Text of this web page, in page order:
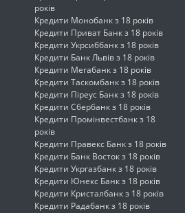
років
Кредити Монобанк з 18 років
Кредити Приват Банк з 18 років
Кредити Укрсиббанк з 18 років
Кредити Банк Львів з 18 років
Кредити Мегабанк з 18 років
Кредити Таскомбанк з 18 років
Кредити Піреус Банк з 18 років
Кредити Сбербанк з 18 років
Кредити Промінвестбанк з 18
років
Кредити Правекс Банк з 18 років
Кредити Банк Восток з 18 років
Кредити Укргазбанк з 18 років
Кредити Юнекс Банк з 18 років
Кредити Кристалбанк з 18 років
Кредити Радабанк з 18 років